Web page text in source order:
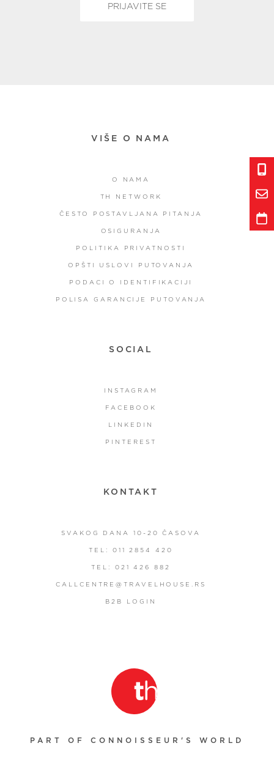
VIŠE O NAMA
O NAMA
TH NETWORK
ČESTO POSTAVLJANA PITANJA
OSIGURANJA
POLITIKA PRIVATNOSTI
OPŠTI USLOVI PUTOVANJA
PODACI O IDENTIFIKACIJI
POLISA GARANCIJE PUTOVANJA
SOCIAL
INSTAGRAM
FACEBOOK
LINKEDIN
PINTEREST
KONTAKT
SVAKOG DANA 10-20 ČASOVA
TEL: 011 2854 420
TEL: 021 426 882
CALLCENTRE@TRAVELHOUSE.RS
B2B LOGIN
PART OF CONNOISSEUR'S WORLD